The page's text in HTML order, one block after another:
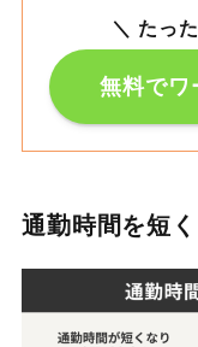
＼ たっ
無料でワ
通勤時間を短